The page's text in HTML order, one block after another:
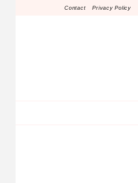
Contact Privacy Policy